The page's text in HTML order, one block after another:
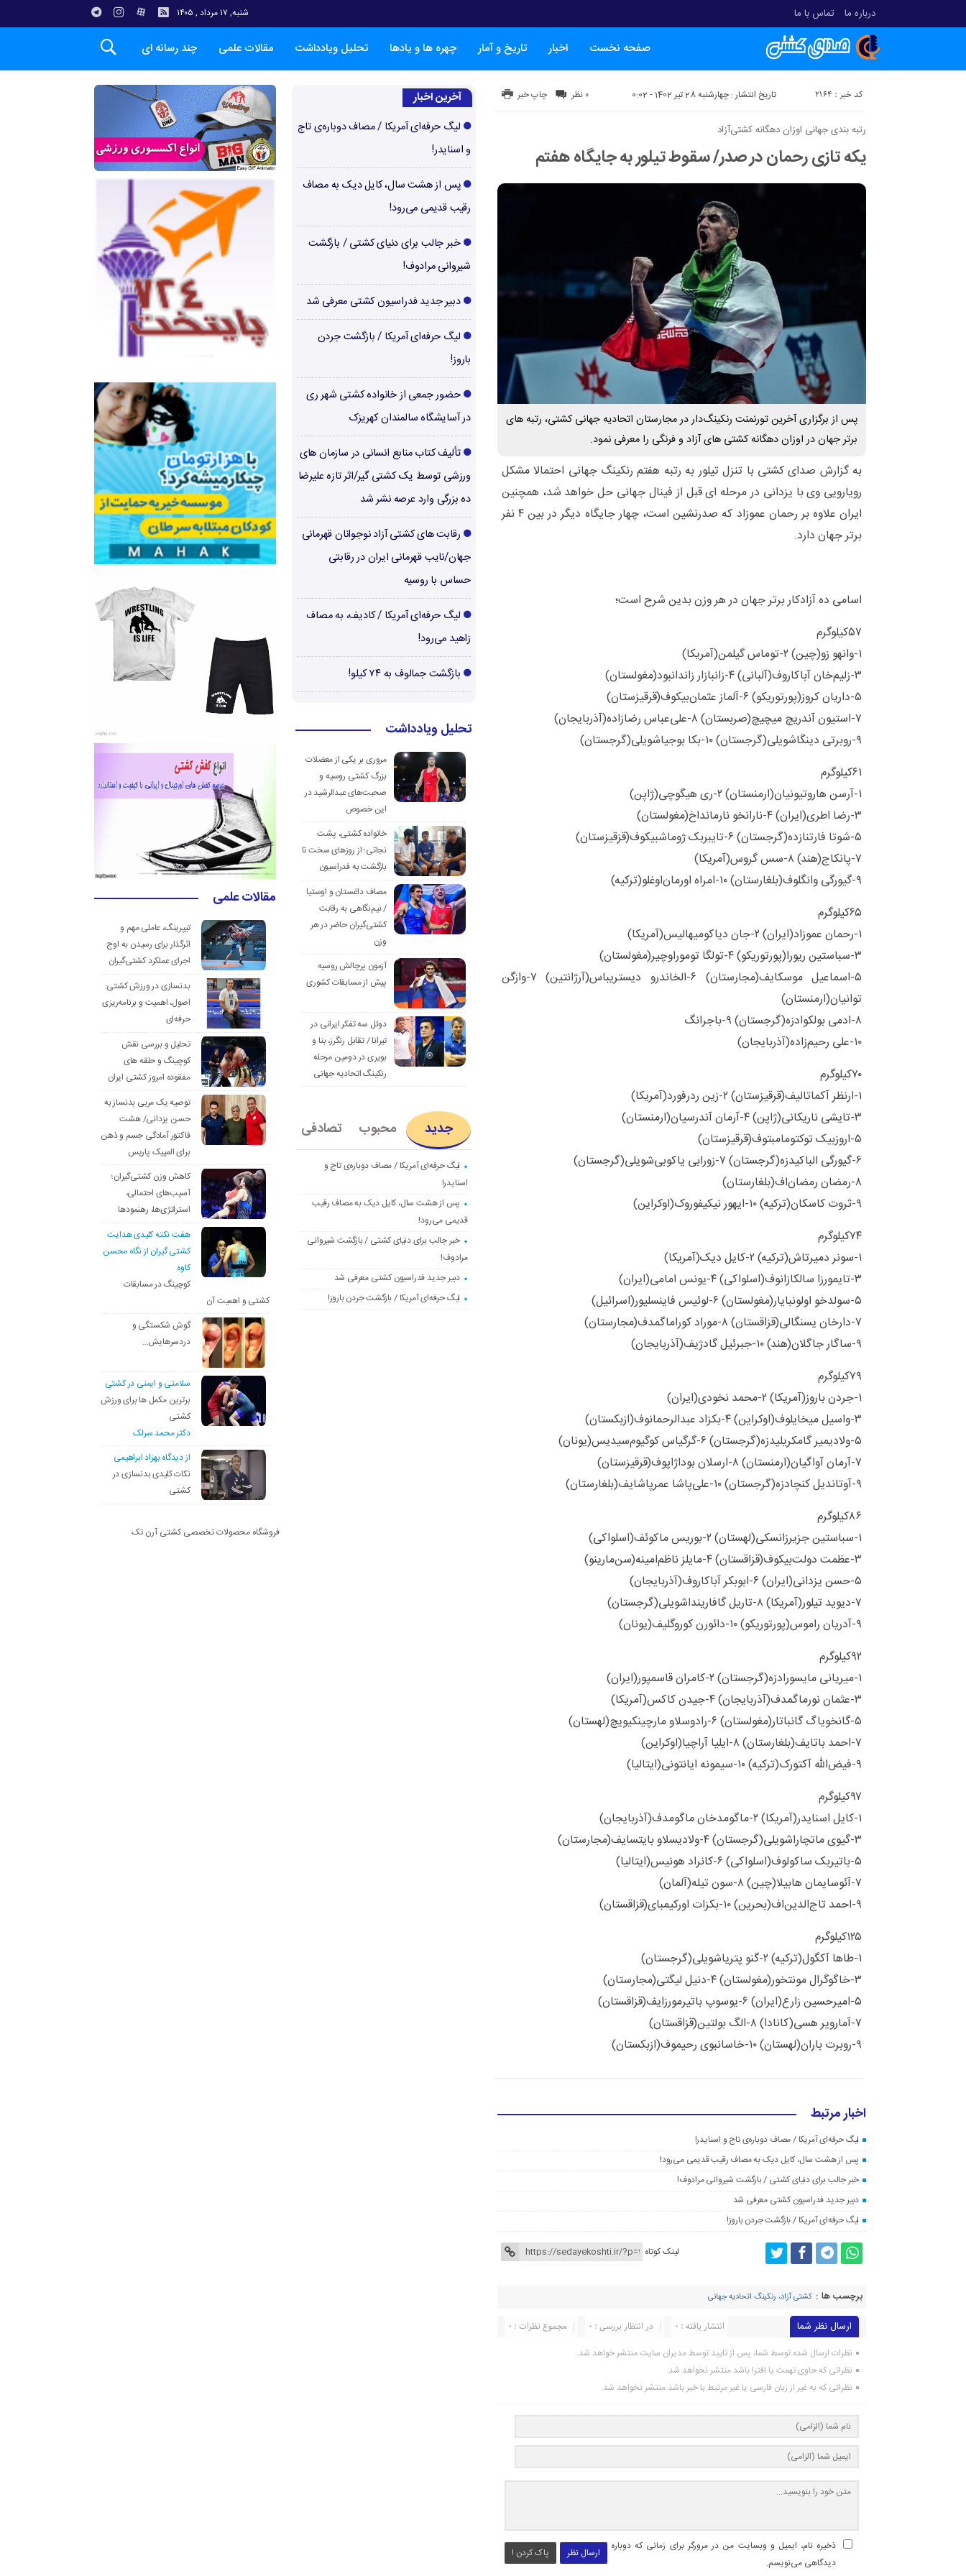
درباره ما تماس با ما شنبه, ۱۷ مرداد , ۱۴۰۵
صفحه نخست اخبار تاریخ و آمار چهره ها و یادها تحلیل ویادداشت مقالات علمی چند رسانه ای
تاریخ انتشار : چهارشنبه 28 تیر 1402 - 0:02 کد خبر : 2164 چاپ خبر ۰ نظر
رتبه بندی جهانی اوزان دهگانه کشتی‌آزاد
یکه تازی رحمان در صدر/ سقوط تیلور به جایگاه هفتم
پس از برگزاری آخرین تورنمنت رنکینگ‌دار در مجارستان اتحادیه جهانی کشتی، رتبه های
برتر جهان در اوزان دهگانه کشتی های آزاد و فرنگی را معرفی نمود.
به گزارش صدای کشتی با تنزل تیلور به رتبه هفتم رنکینگ جهانی احتمالا مشکل
رویارویی وی با یزدانی در مرحله ای قبل از فینال جهانی حل خواهد شد، همچنین
ایران علاوه بر رحمان عموزاد که صدرنشین است، چهار جایگاه دیگر در بین ۴ نفر
برتر جهان دارد.
اسامی ده آزادکار برتر جهان در هر وزن بدین شرح است؛
۵۷کیلوگرم
۱-وانهو زو(چین) ۲-توماس گیلمن(آمریکا)
۳-زلیم‌خان آباکاروف(آلبانی) ۴-زانبازار زاندانبود(مغولستان)
۵-داریان کروز(پورتوریکو) ۶-آلماز عثمان‌بیکوف(قرقیزستان)
۷-استیون آندریچ‌ میچیچ(صربستان) ۸-علی‌عباس رضازاده(آذربایجان)
۹-روبرتی دینگاشویلی(گرجستان) ۱۰-بکا بوجیاشویلی(گرجستان)
۶۱کیلوگرم
۱-آرسن هاروتیونیان(ارمنستان) ۲-ری هیگوچی(ژاپن)
۳-رضا اطری(ایران) ۴-نارانخو نارمانداخ(مغولستان)
۵-شوتا فارتنازده(گرجستان) ۶-تایبربک ژوماشبیکوف(قزقیزستان)
۷-پانکاج(هند) ۸-سس گروس(آمریکا)
۹-گیورگی وانگلوف(بلغارستان) ۱۰-امراه اورمان‌اوغلو(ترکیه)
۶۵کیلوگرم
۱-رحمان عموزاد(ایران) ۲-جان دیاکومیهالیس(آمریکا)
۳-سباستین ریورا(پورتوریکو) ۴-تولگا توموراوچیر(مغولستان)
۵-اسماعیل موسکایف(مجارستان) ۶-الخاندرو دیستریباس(آرژانتین) ۷-وازگن
توانیان(ارمنستان)
۸-ادمی بولکوادزه(گرجستان) ۹-باجرانگ
۱۰-علی رحیم‌زاده(آذربایجان)
۷۰کیلوگرم
۱-ارنظر آکماتالیف(قرقیزستان) ۲-زین ردرفورد(آمریکا)
۳-تایشی ناریکانی(ژاپن) ۴-آرمان آندرسیان(ارمنستان)
۵-اروزبیک توکتومامبتوف(قرقیزستان)
۶-گیورگی الباکیدزه(گرجستان) ۷-زورابی یاکوبی‌شویلی(گرجستان)
۸-رمضان رمضان‌اف(بلغارستان)
۹-ثروت کاسکان(ترکیه) ۱۰-ایهور نیکیفوروک(اوکراین)
۷۴کیلوگرم
۱-سونر دمیرتاش(ترکیه) ۲-کایل دیک(آمریکا)
۳-تایمورزا سالکازانوف(اسلواکی) ۴-یونس امامی(ایران)
۵-سولدخو اولونبایار(مغولستان) ۶-لوئیس فاینسلیور(اسرائیل)
۷-دارخان یسنگالی(قزاقستان) ۸-موراد کوراماگمدف(مجارستان)
۹-ساگار جاگلان(هند) ۱۰-جبرئیل گادژیف(آذربایجان)
۷۹کیلوگرم
۱-جردن باروز(آمریکا) ۲-محمد نخودی(ایران)
۳-واسیل میخایلوف(اوکراین) ۴-بکزاد عبدالرحمانوف(ازبکستان)
۵-ولادیمیر گامکریلیدزه(گرجستان) ۶-گرگیاس کوگیوم‌سیدیس(یونان)
۷-آرمان آواگیان(ارمنستان) ۸-ارسلان بوداژاپوف(قرقیزستان)
۹-آوتاندیل کنچادزه(گرجستان) ۱۰-علی‌پاشا عمرپاشایف(بلغارستان)
۸۶کیلوگرم
۱-سباستین جزیرزانسکی(لهستان) ۲-بوریس ماکوئف(اسلواکی)
۳-عظمت دولت‌بیکوف(قزاقستان) ۴-مایلز ناظم‌امینه(سن‌مارینو)
۵-حسن یزدانی(ایران) ۶-ابوبکر آباکاروف(آذربایجان)
۷-دیوید تیلور(آمریکا) ۸-تاریل گافارینداشویلی(گرجستان)
۹-آدریان راموس(پورتوریکو) ۱۰-دائورن کوروگلیف(یونان)
۹۲کیلوگرم
۱-میریانی مایسورادزه(گرجستان) ۲-کامران قاسمپور(ایران)
۳-عثمان نورماگمدف(آذربایجان) ۴-جیدن کاکس(آمریکا)
۵-گانخویاگ گانباتار(مغولستان) ۶-رادوسلاو مارچینکیویچ(لهستان)
۷-احمد باتایف(بلغارستان) ۸-ایلیا آراچیا(اوکراین)
۹-فیض‌الله آکتورک(ترکیه) ۱۰-سیمونه ایانتونی(ایتالیا)
۹۷کیلوگرم
۱-کایل اسنایدر(آمریکا) ۲-ماگومدخان ماگومدف(آذربایجان)
۳-گیوی ماتچاراشویلی(گرجستان) ۴-ولادیسلاو بایتسایف(مجارستان)
۵-باتیربک ساکولوف(اسلواکی) ۶-کانراد هونیس(ایتالیا)
۷-آئوسایمان هابیلا(چین) ۸-سون تیله(آلمان)
۹-احمد تاج‌الدین‌اف(بحرین) ۱۰-بکزات اورکیمبای(قزاقستان)
۱۲۵کیلوگرم
۱-طاها آکگول(ترکیه) ۲-گنو پتریاشویلی(گرجستان)
۳-خاگوگرال مونتخور(مغولستان) ۴-دنیل لیگتی(مجارستان)
۵-امیرحسین زارع(ایران) ۶-یوسوپ باتیرمورزایف(قزاقستان)
۷-آمارویر هسی(کانادا) ۸-الگ بولتین(قزاقستان)
۹-روبرت باران(لهستان) ۱۰-خاسانبوی رحیموف(ازبکستان)
اخبار مرتبط
لیگ حرفه‌ای آمریکا / مصاف دوباره‌ی تاج و اسنایدر!
پس از هشت سال، کایل دیک به مصاف رقیب قدیمی می‌رود!
خبر جالب برای دنیای کشتی / بازگشت شیروانی مرادوف!
دبیر جدید فدراسیون کشتی معرفی شد
لیگ حرفه‌ای آمریکا / بازگشت جردن باروز!
لینک کوتاه
برچسب ها : کشتی آزاد، رنکینگ اتحادیه جهانی
ارسال نظر شما مجموع نظرات : 0 در انتظار بررسی : 0 انتشار یافته : ۰
نظرات ارسال شده توسط شما، پس از تایید توسط مدیران سایت منتشر خواهد شد.
نظراتی که حاوی تهمت یا افترا باشد منتشر نخواهد شد.
نظراتی که به غیر از زبان فارسی یا غیر مرتبط با خبر باشد منتشر نخواهد شد.
ارسال نظر پاک کردن !
ذخیره نام، ایمیل و وبسایت من در مرورگر برای زمانی که دوباره
دیدگاهی می‌نویسم.
آخرین اخبار
لیگ حرفه‌ای آمریکا / مصاف دوباره‌ی تاج
و اسنایدر!
پس از هشت سال، کایل دیک به مصاف
رقیب قدیمی می‌رود!
خبر جالب برای دنیای کشتی / بازگشت
شیروانی مرادوف!
دبیر جدید فدراسیون کشتی معرفی شد
لیگ حرفه‌ای آمریکا / بازگشت جردن
باروز!
حضور جمعی از خانواده کشتی شهر ری
در آسایشگاه سالمندان کهریزک
تألیف کتاب منابع انسانی در سازمان های
ورزشی توسط یک کشتی گیر/اثر تازه علیرضا
ده بزرگی وارد عرصه نشر شد
رقابت های کشتی آزاد نوجوانان قهرمانی
جهان/نایب قهرمانی ایران در رقابتی
حساس با روسیه
لیگ حرفه‌ای آمریکا / کادیف، به مصاف
زاهید می‌رود!
بازگشت جمالوف به ۷۴ کیلو!
تحلیل ویادداشت
مروری بر یکی از معضلات
بزرگ کشتی روسیه و
صحبت‌های عبدالرشید در
این خصوص
خانواده کشتی، پشت
نجاتی؛ از روزهای سخت تا
بازگشت به فدراسیون
مصاف داغستان و اوستیا
/ نیم‌نگاهی به رقابت
کشتی‌گیران حاضر در هر
وزن
آزمون پرچالش روسیه
پیش از مسابقات کشوری
دوئل سه تفکر ایرانی در
تیرانا / تقابل رنگرز، بنا و
بویری در دومین مرحله
رنکینگ اتحادیه جهانی
جدید محبوب تصادفی
لیگ حرفه‌ای آمریکا / مصاف دوباره‌ی تاج و
اسنایدر!
پس از هشت سال، کایل دیک به مصاف رقیب
قدیمی می‌رود!
خبر جالب برای دنیای کشتی / بازگشت شیروانی
مرادوف!
دبیر جدید فدراسیون کشتی معرفی شد
لیگ حرفه‌ای آمریکا / بازگشت جردن باروز!
مقالات علمی
تیپرینگ، عاملی مهم و
اثرگذار برای رسیدن به اوج
اجرای عملکرد کشتی‌گیران
بدنسازی در ورزش کشتی:
اصول، اهمیت و برنامه‌ریزی
حرفه‌ای
تحلیل و بررسی نقش
کوچینگ و حلقه های
مفقوده امروز کشتی ایران
توصیه یک مربی بدنساز به
حسن یزدانی/ هشت
فاکتور آمادگی جسم و ذهن
برای المپیک پاریس
کاهش وزن کشتی‌گیران؛
آسیب‌های احتمالی،
استراتژی‌ها، رهنمودها
هفت نکته کلیدی هدایت
کشتی گیران از نگاه محسن
کاوه
کوچینگ در مسابقات
کشتی و اهمیت آن
گوش شکستگی و
دردسرهایش…
سلامتی و ایمنی در کشتی
برترین مکمل ها برای ورزش
کشتی
دکتر محمد سرلک
از دیدگاه بهزاد ابراهیمی
نکات کلیدی بدنسازی در
کشتی
فروشگاه محصولات تخصصی کشتی آرن تک